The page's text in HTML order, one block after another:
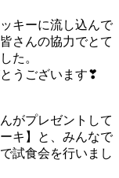
キーに流し込んで
さんの協力でとて
た。
うございます❣
がプレゼントして
キ】と、みんなで
試食会を行いまし